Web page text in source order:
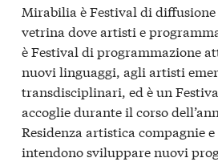
Mirabilia è Festival di diffusione
vetrina dove artisti e
è Festival di programmazione
nuovi linguaggi, agli artisti
transdisciplinari, ed è un
accoglie durante il corso
Residenza artistica compagnie
intendono sviluppare nuovi